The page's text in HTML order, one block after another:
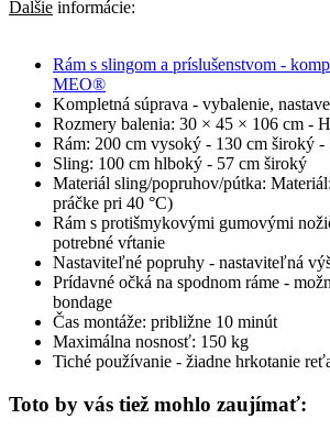
Ďalšie informácie:
Rám s slingom a príslušenstvom -
MEO®
Kompletná súprava - vybalenie,
Rozmery balenia: 30 × 45 × 106 cm -
Rám: 200 cm vysoký - 130 cm široký
Sling: 100 cm hlboký - 57 cm široký
Materiál sling/popruhov/pútka:
práčke pri 40 °C)
Rám s protišmykovými gumovými
potrebné vŕtanie
Nastaviteľné popruhy - nastaviteľná
Prídavné očká na spodnom ráme -
bondage
Čas montáže: približne 10 minút
Maximálna nosnosť: 150 kg
Tiché používanie - žiadne hrkotanie
Toto by vás tiež mohlo zaujímať: